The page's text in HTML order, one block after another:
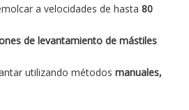
a velocidades de hasta 80
de levantamiento de mástiles
utilizando métodos manuales,